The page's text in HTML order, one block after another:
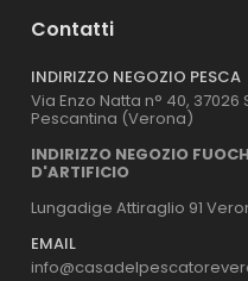
Contatti
INDIRIZZO NEGOZIO PESCA
Via Enzo Natta n° 40, 37026
Pescantina (Verona)
INDIRIZZO NEGOZIO
D'ARTIFICIO
Lungadige Attiraglio 91
EMAIL